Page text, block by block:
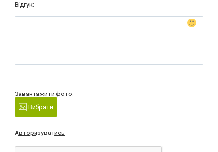
Відгук:
Завантажити фото:
Вибрати
Авторизуватись